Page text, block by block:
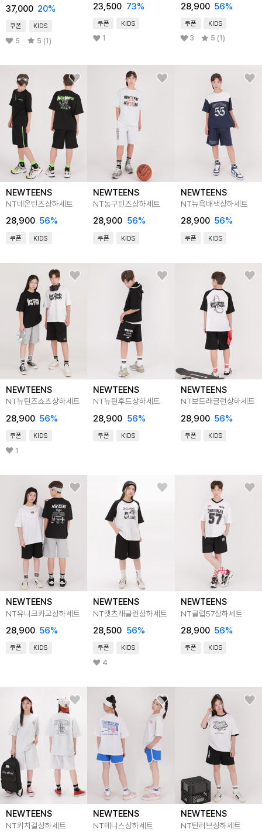
37,000 20%
쿠폰 KIDS
5 5 (1)
23,500 73%
쿠폰 KIDS
1
28,900 56%
쿠폰 KIDS
3 5 (1)
NEWTEENS
NT네온틴즈상하세트
28,900 56%
쿠폰 KIDS
NEWTEENS
NT농구틴즈상하세트
28,900 56%
쿠폰 KIDS
NEWTEENS
NT뉴욕배색상하세트
28,900 56%
쿠폰 KIDS
NEWTEENS
NT뉴틴즈쇼츠상하세트
28,900 56%
쿠폰 KIDS
1
NEWTEENS
NT뉴틴후드상하세트
28,900 56%
쿠폰 KIDS
NEWTEENS
NT보드래글런상하세트
28,900 56%
쿠폰 KIDS
NEWTEENS
NT유니크카고상하세트
28,900 56%
쿠폰 KIDS
NEWTEENS
NT캣츠래글런상하세트
28,500 56%
쿠폰 KIDS
4
NEWTEENS
NT클럽57상하세트
28,900 56%
쿠폰 KIDS
NEWTEENS
NT키치걸상하세트
NEWTEENS
NT테니스상하세트
NEWTEENS
NT틴러브상하세트